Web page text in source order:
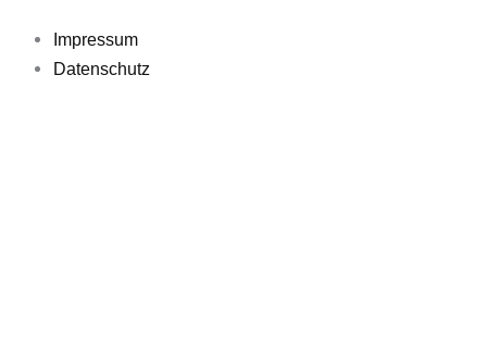
Impressum
Datenschutz